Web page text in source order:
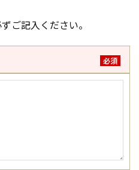
ご記入ください。
必須